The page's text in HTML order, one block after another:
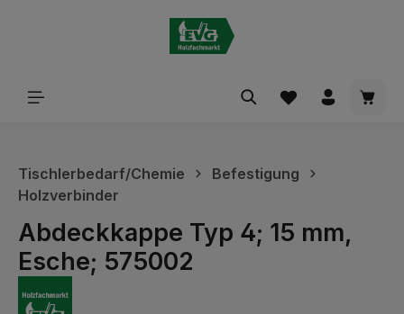
Tischlerbedarf/Chemie
Befestigung
Holzverbinder
Abdeckkappe Typ 4; 15 mm,
Esche; 575002